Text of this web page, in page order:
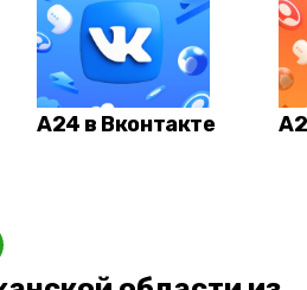
А24 в Вконтакте